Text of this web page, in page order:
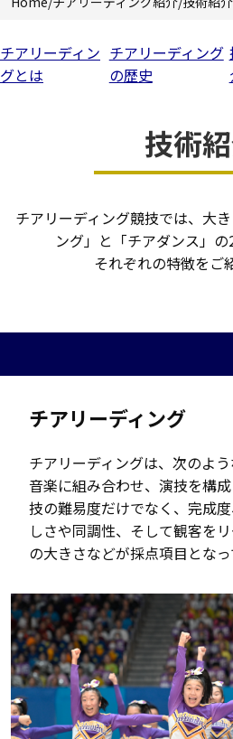
チアリーディン
グとは
チアリーディング
の歴史
技術
チアリーディング競技では、大
ング」と「チアダンス」の
それぞれの特徴をご
チアリーディング
チアリーディングは、次のよ
音楽に組み合わせ、演技を構
技の難易度だけでなく、完成
しさや同調性、そして観客を
の大きさなどが採点項目とな